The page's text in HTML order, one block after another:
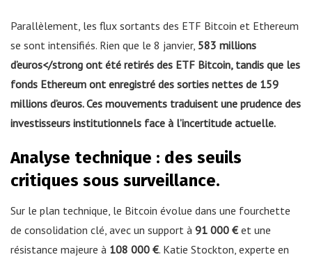
Parallèlement, les flux sortants des ETF Bitcoin et Ethereum
se sont intensifiés. Rien que le 8 janvier, 583 millions
d’euros</strong ont été retirés des ETF Bitcoin, tandis que les
fonds Ethereum ont enregistré des sorties nettes de 159
millions d’euros. Ces mouvements traduisent une prudence des
investisseurs institutionnels face à l’incertitude actuelle.
Analyse technique : des seuils
critiques sous surveillance.
Sur le plan technique, le Bitcoin évolue dans une fourchette
de consolidation clé, avec un support à 91 000 € et une
résistance majeure à 108 000 €. Katie Stockton, experte en